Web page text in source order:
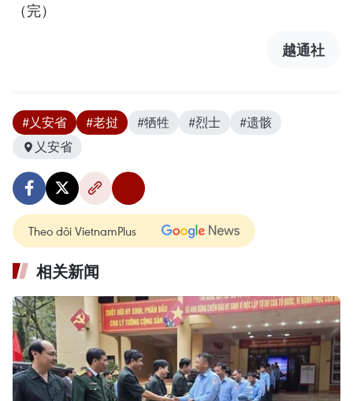
（完）
越通社
#乂安省 #老挝 #牺牲 #烈士
#遗骸
乂安省
Theo dõi VietnamPlus
相关新闻